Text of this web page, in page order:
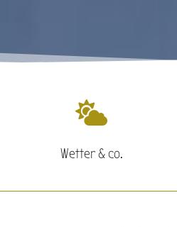

Wetter & co.